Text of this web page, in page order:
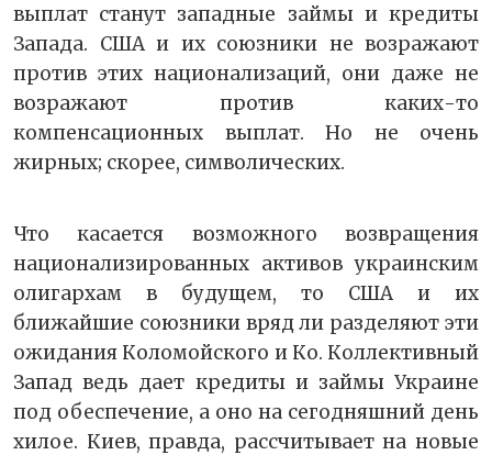
выплат станут западные займы и кредиты
Запада. США и их союзники не возражают
против этих национализаций, они даже не
возражают против каких-то
компенсационных выплат. Но не очень
жирных; скорее, символических.
Что касается возможного возвращения
национализированных активов украинским
олигархам в будущем, то США и их
ближайшие союзники вряд ли разделяют эти
ожидания Коломойского и Ко. Коллективный
Запад ведь дает кредиты и займы Украине
под обеспечение, а оно на сегодняшний день
хилое. Киев, правда, рассчитывает на новые